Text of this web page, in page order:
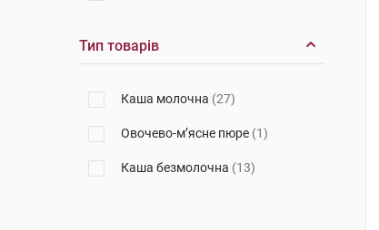
Тип товарів
Каша молочна (27)
Овочево-м’ясне пюре (1)
Каша безмолочна (13)